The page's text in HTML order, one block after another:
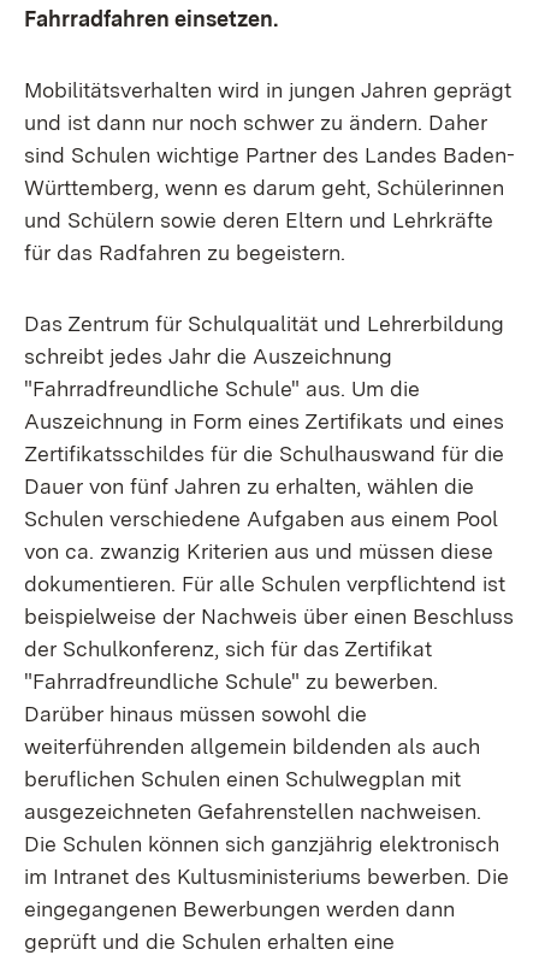
Fahrradfahren einsetzen.
Mobilitätsverhalten wird in jungen Jahren geprägt
und ist dann nur noch schwer zu ändern. Daher
sind Schulen wichtige Partner des Landes Baden-
Württemberg, wenn es darum geht, Schülerinnen
und Schülern sowie deren Eltern und Lehrkräfte
für das Radfahren zu begeistern.
Das Zentrum für Schulqualität und Lehrerbildung
schreibt jedes Jahr die Auszeichnung
"Fahrradfreundliche Schule" aus. Um die
Auszeichnung in Form eines Zertifikats und eines
Zertifikatsschildes für die Schulhauswand für die
Dauer von fünf Jahren zu erhalten, wählen die
Schulen verschiedene Aufgaben aus einem Pool
von ca. zwanzig Kriterien aus und müssen diese
dokumentieren. Für alle Schulen verpflichtend ist
beispielweise der Nachweis über einen Beschluss
der Schulkonferenz, sich für das Zertifikat
"Fahrradfreundliche Schule" zu bewerben.
Darüber hinaus müssen sowohl die
weiterführenden allgemein bildenden als auch
beruflichen Schulen einen Schulwegplan mit
ausgezeichneten Gefahrenstellen nachweisen.
Die Schulen können sich ganzjährig elektronisch
im Intranet des Kultusministeriums bewerben. Die
eingegangenen Bewerbungen werden dann
geprüft und die Schulen erhalten eine